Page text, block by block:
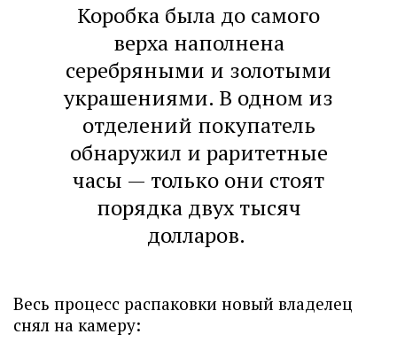
Коробка была до самого
верха наполнена
серебряными и золотыми
украшениями. В одном из
отделений покупатель
обнаружил и раритетные
часы — только они стоят
порядка двух тысяч
долларов.
Весь процесс распаковки новый владелец
снял на камеру: